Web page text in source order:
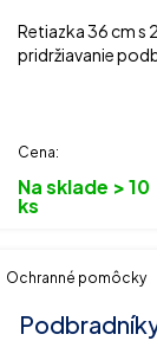
Retiazka 36 cm s
pridržiavanie
Cena:
Na sklade > 10
ks
Ochranné pomôcky